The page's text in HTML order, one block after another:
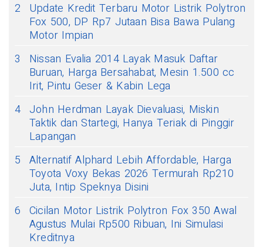
2
Update Kredit Terbaru Motor Listrik Polytron
Fox 500, DP Rp7 Jutaan Bisa Bawa Pulang
Motor Impian
3
Nissan Evalia 2014 Layak Masuk Daftar
Buruan, Harga Bersahabat, Mesin 1.500 cc
Irit, Pintu Geser & Kabin Lega
4 John Herdman Layak Dievaluasi, Miskin
Taktik dan Startegi, Hanya Teriak di Pinggir
Lapangan
5 Alternatif Alphard Lebih Affordable, Harga
Toyota Voxy Bekas 2026 Termurah Rp210
Juta, Intip Speknya Disini
6 Cicilan Motor Listrik Polytron Fox 350 Awal
Agustus Mulai Rp500 Ribuan, Ini Simulasi
Kreditnya